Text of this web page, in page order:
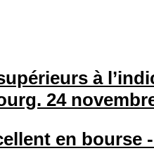
à
24
en bourse